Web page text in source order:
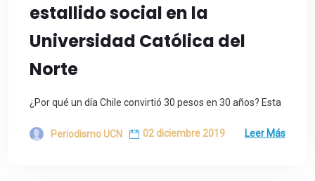
estallido social en la
Universidad Católica del
Norte
¿Por qué un día Chile convirtió 30 pesos en 30 años? Esta
Periodismo UCN 02 diciembre 2019 Leer Más